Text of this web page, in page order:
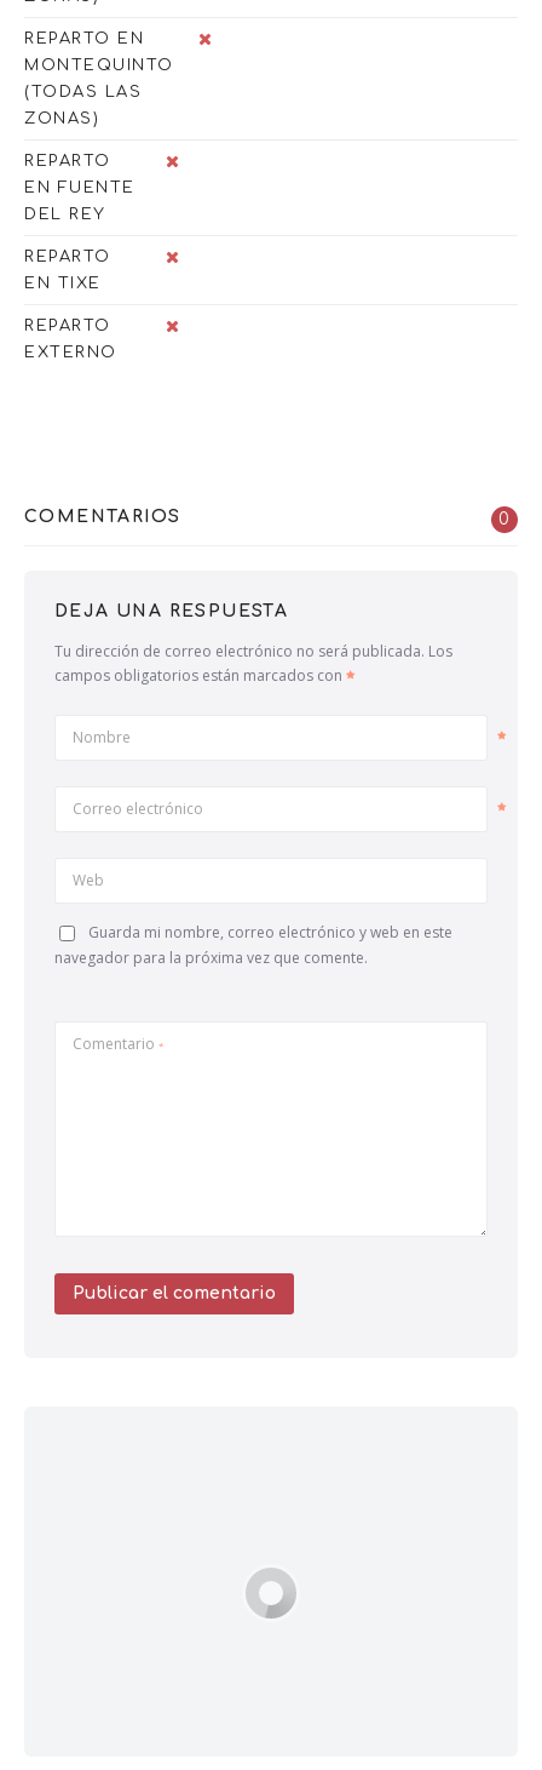
REPARTO EN
MONTEQUINTO
(TODAS LAS
ZONAS)
REPARTO
EN FUENTE
DEL REY
REPARTO
EN TIXE
REPARTO
EXTERNO
COMENTARIOS 0
DEJA UNA RESPUESTA
Tu dirección de correo electrónico no será publicada. Los
campos obligatorios están marcados con
Nombre
Correo electrónico
Web
Guarda mi nombre, correo electrónico y web en este
navegador para la próxima vez que comente.
Comentario *